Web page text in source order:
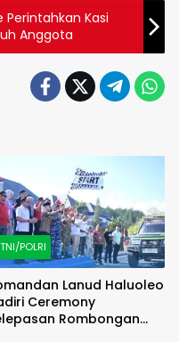
Perintahkan Kasi
Anggota
TNI/POLRI
Lanud Haluoleo
Ceremony
Rombongan